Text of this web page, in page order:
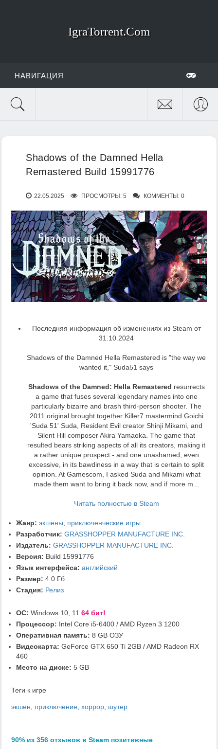
IgraTorrent.Com
НАВИГАЦИЯ
Shadows of the Damned Hella
Remastered Build 15991776
22.05.2025 ПРОСМОТРЫ: 5 КОММЕНТЫ: 0
Последняя информация об изменениях из Steam от
31.10.2024
Shadows of the Damned Hella Remastered is "the way we
wanted it," Suda51 says
Shadows of the Damned: Hella Remastered resurrects
a game that fuses several legendary names into one
particularly bizarre and brash third-person shooter. The
2011 original brought together Killer7 mastermind Goichi
'Suda 51' Suda, Resident Evil creator Shinji Mikami, and
Silent Hill composer Akira Yamaoka. The game that
resulted bears striking aspects of all its creators, making it
a rather unique prospect - and one unashamed, even
excessive, in its bawdiness in a way that is certain to split
opinion. At Gamescom, I asked Suda and Mikami what
made them want to bring it back now, and if more m...
Читать полностью в Steam
Жанр: экшены
приключенческие игры
Разработчик: GRASSHOPPER MANUFACTURE INC.
Издатель: GRASSHOPPER MANUFACTURE INC.
Версия: Build 15991776
Язык интерфейса: английский
Размер: 4.0 Гб
Стадия: Релиз
ОС: Windows 10, 11 64 бит!
Процессор: Intel Core i5-6400 / AMD Ryzen 3 1200
Оперативная память: 8 GB ОЗУ
Видеокарта: GeForce GTX 650 Ti 2GB / AMD Radeon RX
460
Место на диске: 5 GB
Теги к игре
экшен приключение хоррор шутер
90% из 356 отзывов в Steam позитивные